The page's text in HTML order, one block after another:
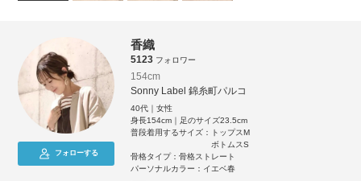
フォローする
香織
5123 フォロワー
154cm
Sonny Label 錦糸町パルコ
40代｜女性
身長154cm｜足のサイズ23.5cm
普段着用するサイズ：
トップスM
ボトムスS
骨格タイプ：骨格ストレート
パーソナルカラー：イエベ春